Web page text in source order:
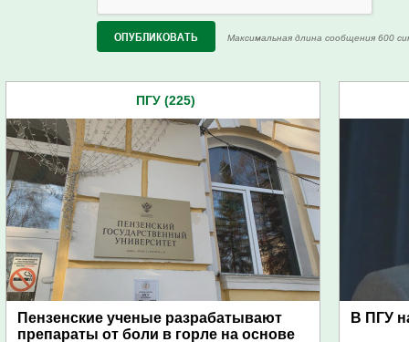
Максимальная длина сообщения 600
ПГУ (225)
Пензенские ученые разрабатывают
препараты от боли в горле на основе
В ПГУ